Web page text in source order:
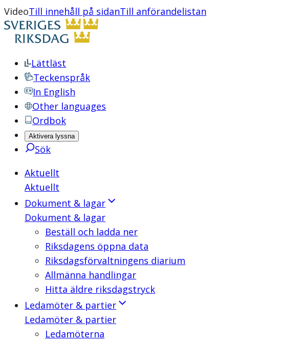
VideoTill innehåll på sidanTill anförandelistan
Lättläst
Teckenspråk
In English
Other languages
Ordbok
Aktivera lyssna
Sök
Aktuellt
Aktuellt
Dokument & lagar
Dokument & lagar
Beställ och ladda ner
Riksdagens öppna data
Riksdagsförvaltningens diarium
Allmänna handlingar
Hitta äldre riksdagstryck
Ledamöter & partier
Ledamöter & partier
Ledamöterna